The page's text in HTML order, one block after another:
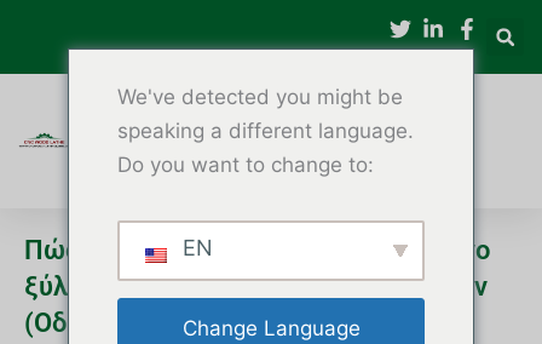
περιεχόμενο
Πώς να επιλέξετε τον καλύτερο τόρνο
ξύλου CNC για την παραγωγή επίπλων
(Οδηγός αγοραστή 2025)
We've detected you might be
speaking a different language.
Do you want to change to:
EN
Change Language